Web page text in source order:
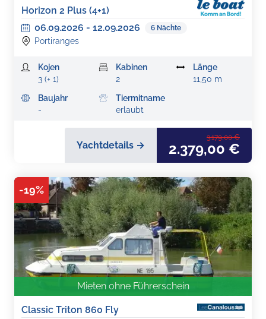
Horizon 2 Plus (4+1)
06.09.2026 - 12.09.2026 6 Nächte
Portiranges
Kojen
3 (+ 1)
Kabinen
2
Länge
11,50 m
Baujahr
-
Tiermitname
erlaubt
Yachtdetails →
3.179,00 €
2.379,00 €
-19%
Mieten ohne Führerschein
Classic Triton 860 Fly